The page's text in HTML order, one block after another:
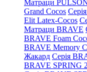
Матраци
Grand Cocos
Elit Latex-Cocos
Матраци BRAVE
BRAVE Foam
BRAVE Memory
Жакард Серія
BRAVE SPRING